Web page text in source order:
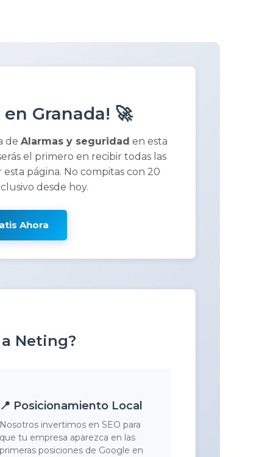
Granada! 🚀
de Alarmas y seguridad en esta
el primero en recibir todas las
página. No compitas con 20
desde hoy.
Ahora
Neting?
📍 Posicionamiento Local
Nosotros invertimos en SEO para
que tu empresa aparezca en las
primeras posiciones de Google en